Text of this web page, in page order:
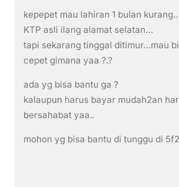
kepepet mau lahiran 1 bulan
KTP asli ilang alamat selatan…
tapi sekarang tinggal ditimur…mau
cepet gimana yaa ?.?
ada yg bisa bantu ga ?
kalaupun harus bayar mudah2an
bersahabat yaa..
mohon yg bisa bantu di tunggu di